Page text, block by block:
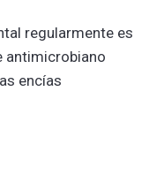
regularmente es
antimicrobiano
encías